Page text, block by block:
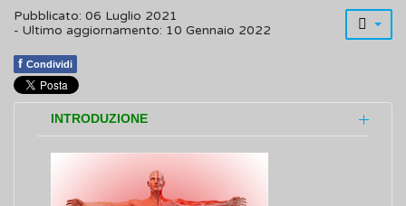
Pubblicato: 06 Luglio 2021
- Ultimo aggiornamento: 10 Gennaio 2022
f Condividi
INTRODUZIONE